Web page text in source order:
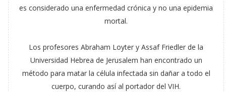
es considerado una enfermedad crónica y no una epidemia
mortal.
Los profesores Abraham Loyter y Assaf Friedler de la
Universidad Hebrea de Jerusalem han encontrado un
método para matar la célula infectada sin dañar a todo el
cuerpo, curando así al portador del VIH.